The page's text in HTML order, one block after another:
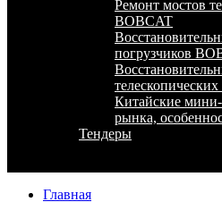
Ремонт мостов
BOBCAT
погрузчиков
Китайские
рынка,
Тендеры
Главная